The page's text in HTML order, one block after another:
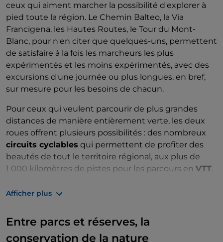
ceux qui aiment marcher la possibilité d'explorer à
pied toute la région. Le Chemin Balteo, la Via
Francigena, les Hautes Routes, le Tour du Mont-
Blanc, pour n'en citer que quelques-uns, permettent
de satisfaire à la fois les marcheurs les plus
expérimentés et les moins expérimentés, avec des
excursions d'une journée ou plus longues, en bref,
sur mesure pour les besoins de chacun.
Pour ceux qui veulent parcourir de plus grandes
distances de manière entièrement verte, les deux
roues offrent plusieurs possibilités : des nombreux
circuits cyclables qui permettent de profiter des
beautés de tout le territoire régional, aux plus de
1 000 kilomètres de pistes pour les parcours en VTT.
stations de ski adaptent en été les remontées
downhill et du freeride.
Afficher plus
Entre parcs et réserves, la
conservation de la nature